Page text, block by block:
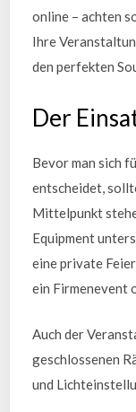
online – achten
Ihre
den perfekten
Der
Bevor man sich
entscheidet,
Mittelpunkt
Equipment
eine private
ein Firmenevent
Auch der
geschlossenen
und